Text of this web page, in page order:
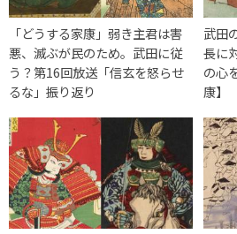
「どうする家康」弱き主君は害
悪、滅ぶが民のため。武田に従
う？第16回放送「信玄を怒らせ
るな」振り返り
武田
長に
の心
康】